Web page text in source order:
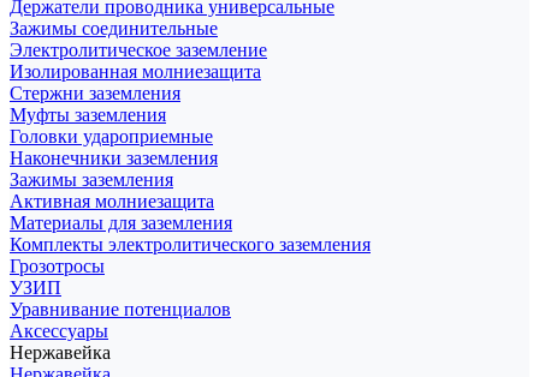
Держатели проводника универсальные
Зажимы соединительные
Электролитическое заземление
Изолированная молниезащита
Стержни заземления
Муфты заземления
Головки удароприемные
Наконечники заземления
Зажимы заземления
Активная молниезащита
Материалы для заземления
Комплекты электролитического заземления
Грозотросы
УЗИП
Уравнивание потенциалов
Аксессуары
Нержавейка